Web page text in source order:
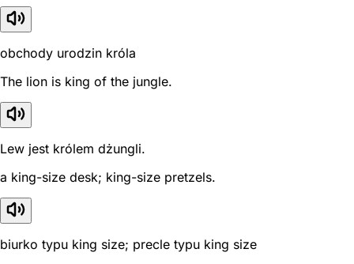
obchody urodzin króla
The lion is king of the jungle.
Lew jest królem dżungli.
a king-size desk; king-size pretzels.
biurko typu king size; precle typu king size